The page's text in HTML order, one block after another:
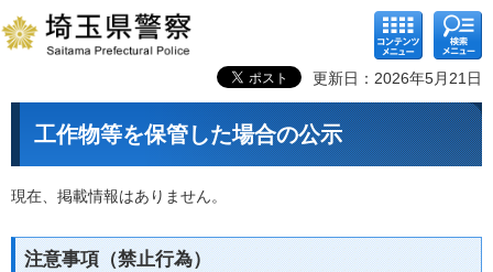
コンテ
ンツメ
ニュー
検索メ
ニュー
更新日：2026年5月21日
工作物等を保管した場合の公示
現在、掲載情報はありません。
注意事項（禁止行為）